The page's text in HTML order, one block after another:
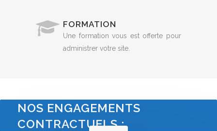
FORMATION
Une formation vous est offerte pour
administrer votre site.
NOS ENGAGEMENTS
CONTRACTUELS :